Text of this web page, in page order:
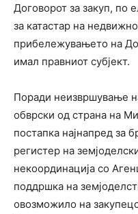
Договорот за закуп, по
за катастар на
прибележувањето на
имал правниот субјект.
Поради неизвршување
обврски од страна на
постапка најнапред за
регистер на
некоординација со
поддршка на
овозможило на